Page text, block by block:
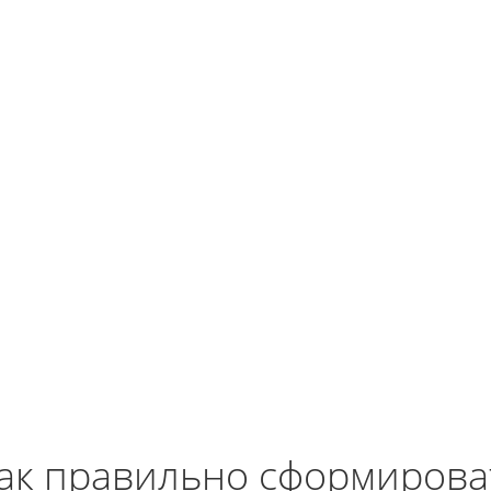
правильно